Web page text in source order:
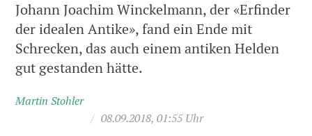
Johann Joachim Winckelmann, der «Erfinder
der idealen Antike», fand ein Ende mit
Schrecken, das auch einem antiken Helden
gut gestanden hätte.
Martin Stohler
/ 08.09.2018, 01:55 Uhr